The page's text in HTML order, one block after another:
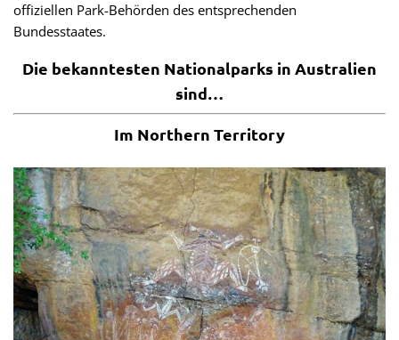
offiziellen Park-Behörden des entsprechenden
Bundesstaates.
Die bekanntesten Nationalparks in Australien
sind…
Im Northern Territory